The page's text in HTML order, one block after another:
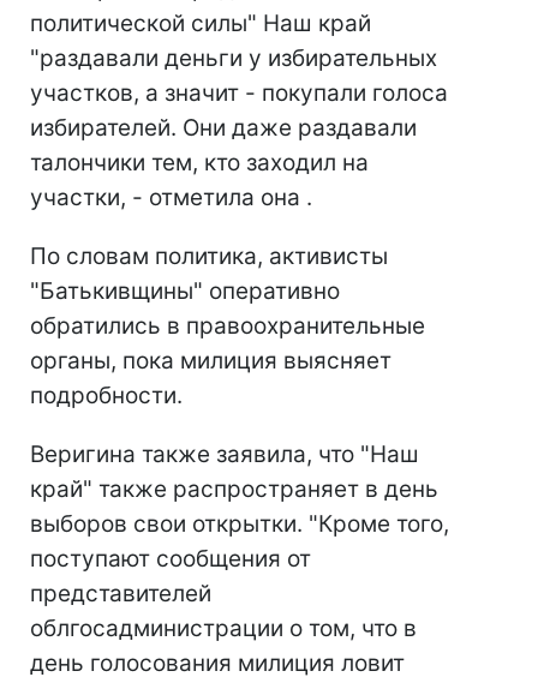
политической силы" Наш край
"раздавали деньги у избирательных
участков, а значит - покупали голоса
избирателей. Они даже раздавали
талончики тем, кто заходил на
участки, - отметила она .
По словам политика, активисты
"Батькивщины" оперативно
обратились в правоохранительные
органы, пока милиция выясняет
подробности.
Веригина также заявила, что "Наш
край" также распространяет в день
выборов свои открытки. "Кроме того,
поступают сообщения от
представителей
облгосадминистрации о том, что в
день голосования милиция ловит